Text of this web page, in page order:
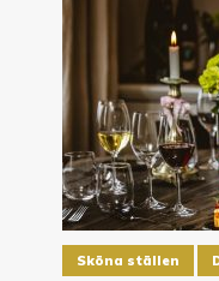
Sköna ställen